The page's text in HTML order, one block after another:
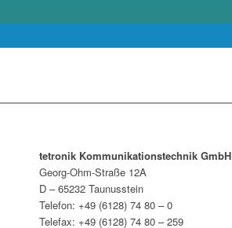
tetronik Kommunikationstechnik GmbH
Georg-Ohm-Straße 12A
D – 65232 Taunusstein
Telefon: +49 (6128) 74 80 – 0
Telefax: +49 (6128) 74 80 – 259